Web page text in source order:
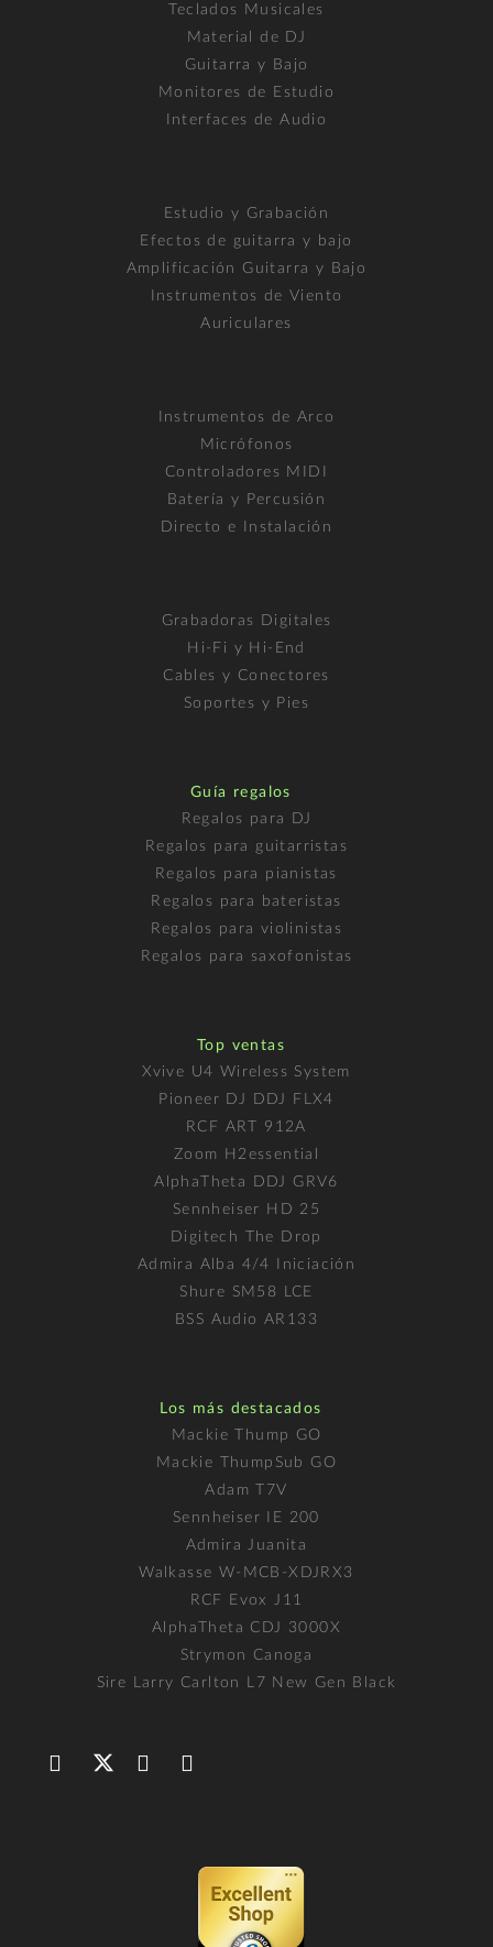
Teclados Musicales
Material de DJ
Guitarra y Bajo
Monitores de Estudio
Interfaces de Audio
Estudio y Grabación
Efectos de guitarra y bajo
Amplificación Guitarra y Bajo
Instrumentos de Viento
Auriculares
Instrumentos de Arco
Micrófonos
Controladores MIDI
Batería y Percusión
Directo e Instalación
Grabadoras Digitales
Hi-Fi y Hi-End
Cables y Conectores
Soportes y Pies
Guía regalos
Regalos para DJ
Regalos para guitarristas
Regalos para pianistas
Regalos para bateristas
Regalos para violinistas
Regalos para saxofonistas
Top ventas
Xvive U4 Wireless System
Pioneer DJ DDJ FLX4
RCF ART 912A
Zoom H2essential
AlphaTheta DDJ GRV6
Sennheiser HD 25
Digitech The Drop
Admira Alba 4/4 Iniciación
Shure SM58 LCE
BSS Audio AR133
Los más destacados
Mackie Thump GO
Mackie ThumpSub GO
Adam T7V
Sennheiser IE 200
Admira Juanita
Walkasse W-MCB-XDJRX3
RCF Evox J11
AlphaTheta CDJ 3000X
Strymon Canoga
Sire Larry Carlton L7 New Gen Black